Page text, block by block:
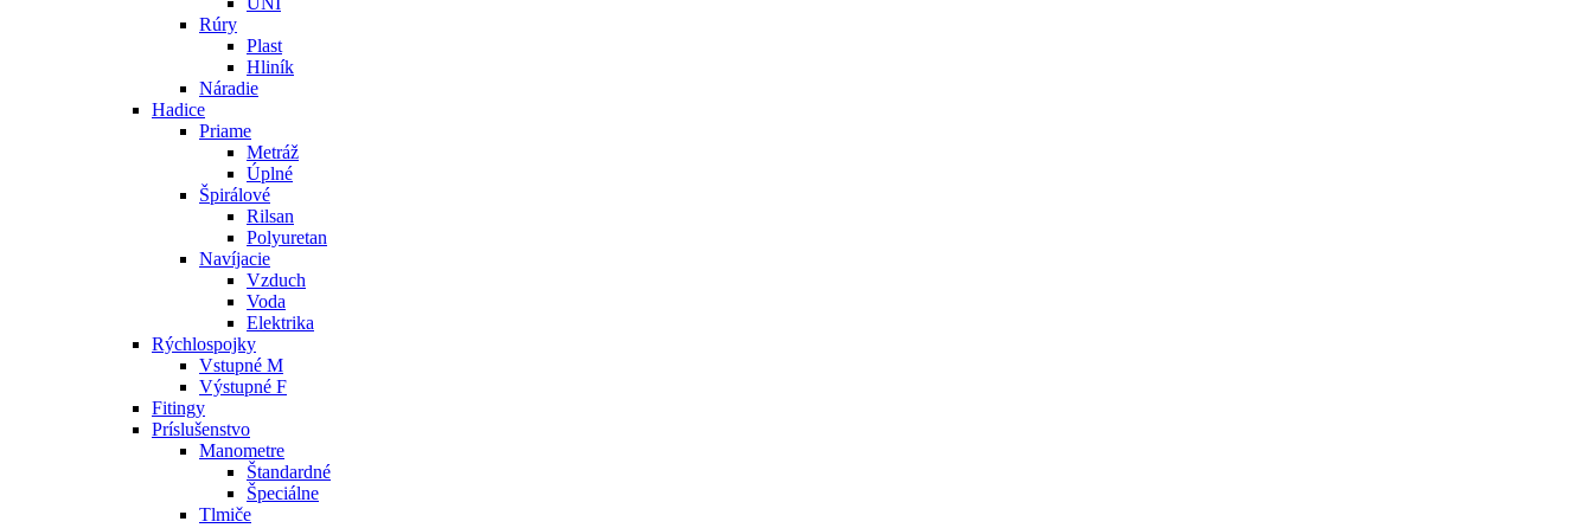
Rúry
Plast
Hliník
Náradie
Hadice
Priame
Metráž
Úplné
Špirálové
Rilsan
Polyuretan
Navíjacie
Vzduch
Voda
Elektrika
Rýchlospojky
Vstupné M
Výstupné F
Fitingy
Príslušenstvo
Manometre
Štandardné
Špeciálne
Tlmiče